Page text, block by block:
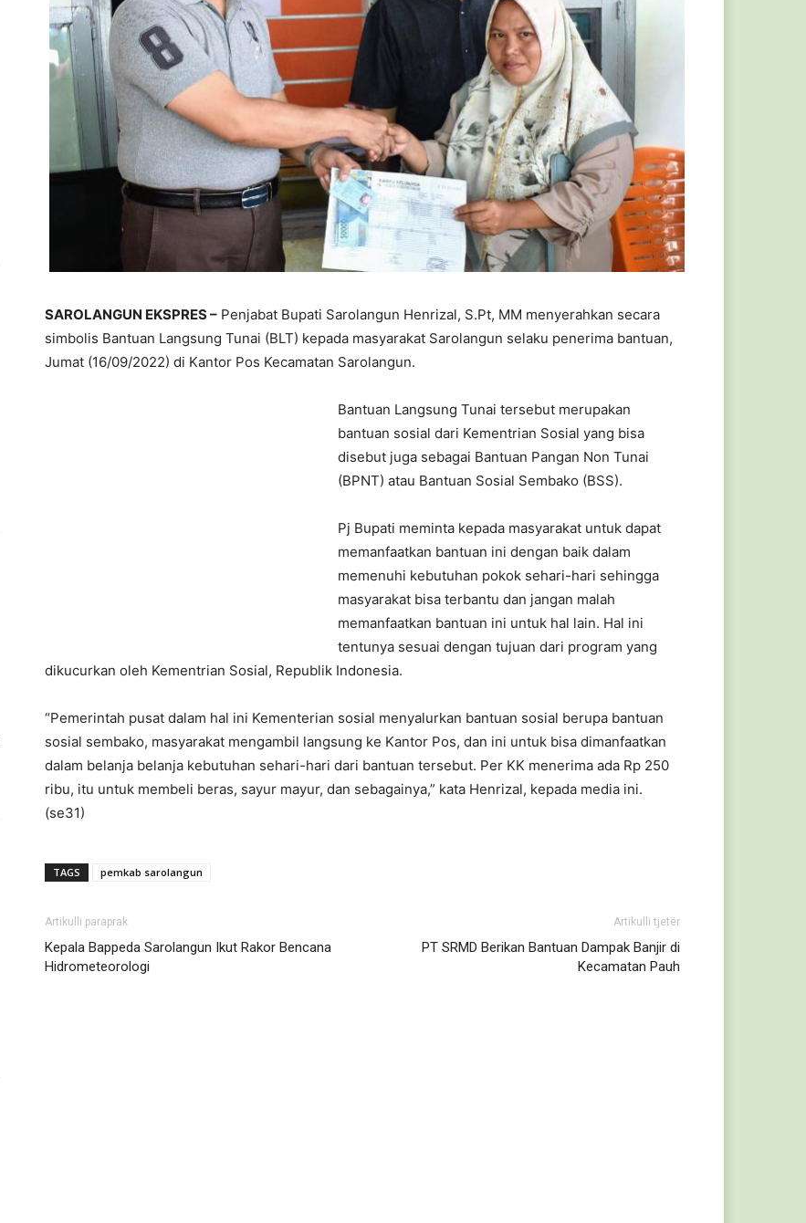
SAROLANGUN EKSPRES – Penjabat Bupati Sarolangun Henrizal, S.Pt, MM menyerahkan secara
simbolis Bantuan Langsung Tunai (BLT) kepada masyarakat Sarolangun selaku penerima bantuan,
Jumat (16/09/2022) di Kantor Pos Kecamatan Sarolangun.
Bantuan Langsung Tunai tersebut merupakan
bantuan sosial dari Kementrian Sosial yang bisa
disebut juga sebagai Bantuan Pangan Non Tunai
(BPNT) atau Bantuan Sosial Sembako (BSS).
Pj Bupati meminta kepada masyarakat untuk dapat
memanfaatkan bantuan ini dengan baik dalam
memenuhi kebutuhan pokok sehari-hari sehingga
masyarakat bisa terbantu dan jangan malah
memanfaatkan bantuan ini untuk hal lain. Hal ini
tentunya sesuai dengan tujuan dari program yang
dikucurkan oleh Kementrian Sosial, Republik Indonesia.
“Pemerintah pusat dalam hal ini Kementerian sosial menyalurkan bantuan sosial berupa bantuan
sosial sembako, masyarakat mengambil langsung ke Kantor Pos, dan ini untuk bisa dimanfaatkan
dalam belanja belanja kebutuhan sehari-hari dari bantuan tersebut. Per KK menerima ada Rp 250
ribu, itu untuk membeli beras, sayur mayur, dan sebagainya,” kata Henrizal, kepada media ini.
(se31)
TAGS pemkab sarolangun
Artikulli paraprak
Kepala Bappeda Sarolangun Ikut Rakor Bencana
Hidrometeorologi
Artikulli tjetër
PT SRMD Berikan Bantuan Dampak Banjir di
Kecamatan Pauh